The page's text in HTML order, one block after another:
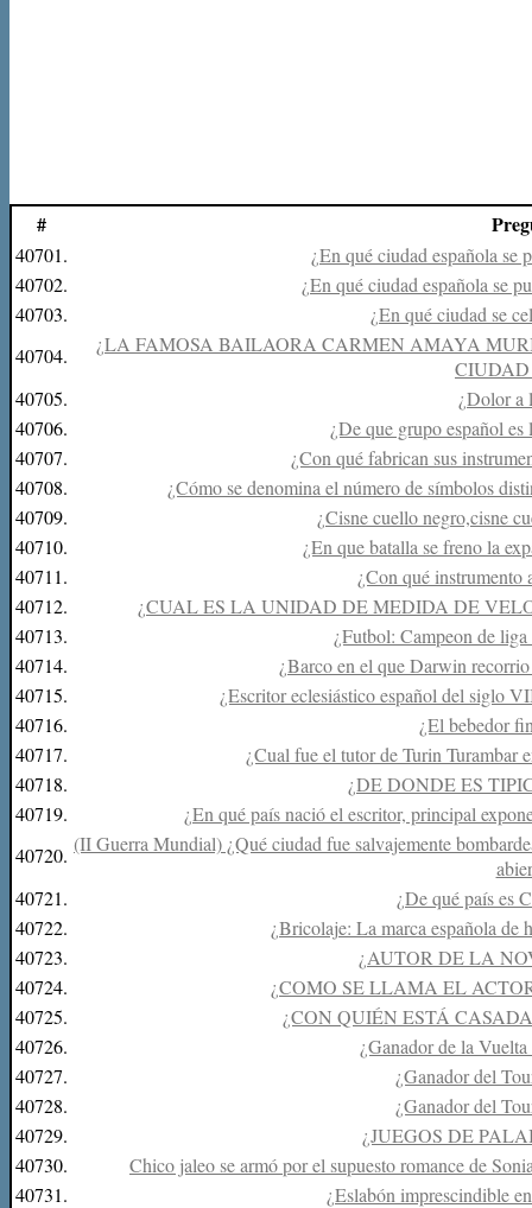
#
40701.
¿En qué ciudad española
40702.
¿En qué ciudad española se
40703.
¿En qué ciudad se
40704.
¿LA FAMOSA BAILAORA CARMEN AMAYA
40705.
¿Dolor a
40706.
¿De que grupo español
40707.
¿Con qué fabrican sus
40708.
¿Cómo se denomina el número de símbolos
40709.
¿Cisne cuello negro,cisne
40710.
¿En que batalla se freno la
40711.
¿Con qué
40712.
¿CUAL ES LA UNIDAD DE MEDIDA DE
40713.
¿Futbol: Campeon de
40714.
¿Barco en el que Darwin
40715.
¿Escritor eclesiástico español del siglo
40716.
¿El bebedor
40717.
¿Cual fue el tutor de Turin
40718.
¿DE DONDE ES
40719.
¿En qué país nació el escritor, principal
40720. (II Guerra Mundial) ¿Qué ciudad fue salvajemente
40721.
¿De qué país es
40722.
¿Bricolaje: La marca española de
40723.
¿AUTOR DE LA
40724.
¿COMO SE LLAMA EL
40725.
¿CON QUIÉN ESTÁ
40726.
¿Ganador de la
40727.
¿Ganador del
40728.
¿Ganador del
40729.
¿JUEGOS DE
40730.
Chico jaleo se armó por el supuesto romance de
40731.
¿Eslabón imprescindible